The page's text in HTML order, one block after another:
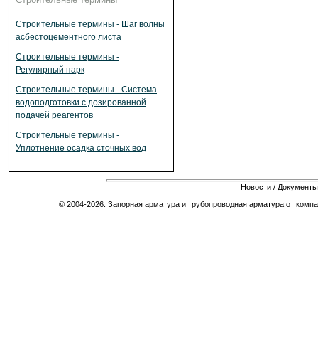
Строительные термины - Шаг волны
асбестоцементного листа
Строительные термины -
Регулярный парк
Строительные термины - Система
водоподготовки с дозированной
подачей реагентов
Строительные термины -
Уплотнение осадка сточных вод
Новости / Документы
© 2004-2026. Запорная арматура и трубопроводная арматура от